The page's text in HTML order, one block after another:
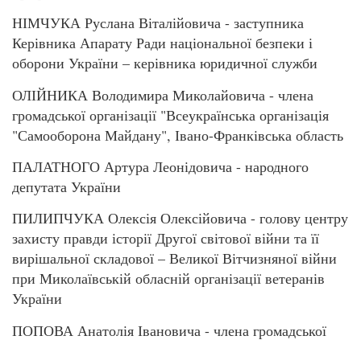
НІМЧУКА Руслана Віталійовича - заступника
Керівника Апарату Ради національної безпеки і
оборони України – керівника юридичної служби
ОЛІЙНИКА Володимира Миколайовича - члена
громадської організації "Всеукраїнська організація
"Самооборона Майдану", Івано-Франківська область
ПАЛАТНОГО Артура Леонідовича - народного
депутата України
ПИЛИПЧУКА Олексія Олексійовича - голову центру
захисту правди історії Другої світової війни та її
вирішальної складової – Великої Вітчизняної війни
при Миколаївській обласній організації ветеранів
України
ПОПОВА Анатолія Івановича - члена громадської